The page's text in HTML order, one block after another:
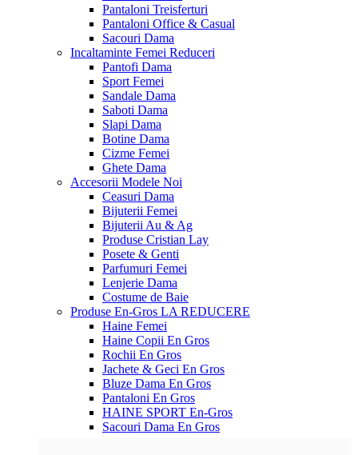
Pantaloni Treisferturi
Pantaloni Office & Casual
Sacouri Dama
Incaltaminte Femei Reduceri
Pantofi Dama
Sport Femei
Sandale Dama
Saboti Dama
Slapi Dama
Botine Dama
Cizme Femei
Ghete Dama
Accesorii Modele Noi
Ceasuri Dama
Bijuterii Femei
Bijuterii Au & Ag
Produse Cristian Lay
Posete & Genti
Parfumuri Femei
Lenjerie Dama
Costume de Baie
Produse En-Gros LA REDUCERE
Haine Femei
Haine Copii En Gros
Rochii En Gros
Jachete & Geci En Gros
Bluze Dama En Gros
Pantaloni En Gros
HAINE SPORT En-Gros
Sacouri Dama En Gros